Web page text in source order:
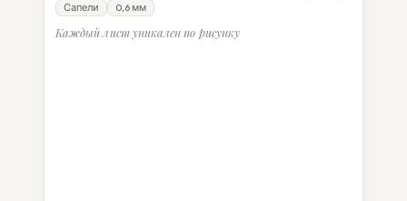
Сапели 0,6 мм
Каждый лист уникален по рисунку